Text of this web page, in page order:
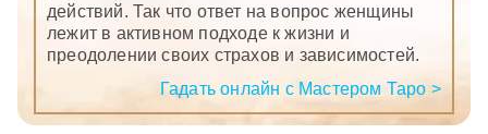
действий. Так что ответ на вопрос женщины
лежит в активном подходе к жизни и
преодолении своих страхов и зависимостей.
Гадать онлайн с Мастером Таро >